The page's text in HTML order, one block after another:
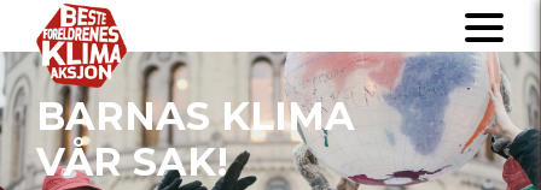
BARNAS KLIMA
VÅR SAK!